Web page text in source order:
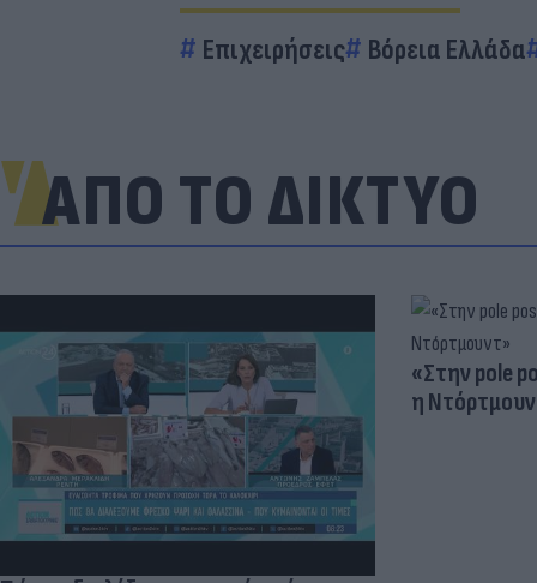
Επιχειρήσεις Βόρεια Ελλάδα
ΑΠΟ ΤΟ ΔΙΚΤΥΟ
«Στην pole
η